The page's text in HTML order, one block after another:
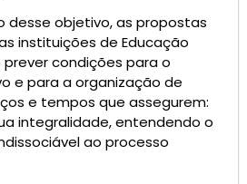
desse objetivo, as propostas
instituições de Educação
condições para o
e para a organização de
e tempos que assegurem:
integralidade, entendendo o
ao processo